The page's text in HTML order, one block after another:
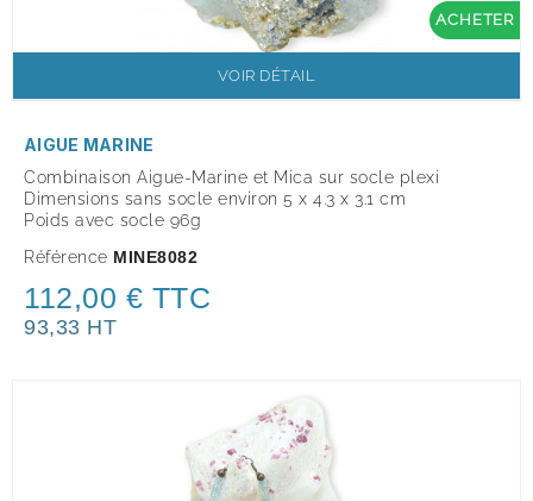
ACHETER
VOIR DÉTAIL
AIGUE MARINE
Combinaison Aigue-Marine et Mica sur socle plexi
Dimensions sans socle environ 5 x 4.3 x 3.1 cm
Poids avec socle 96g
Référence MINE8082
112,00 € TTC
93,33 HT